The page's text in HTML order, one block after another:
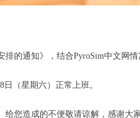
的通知》，结合PyroSim中文网
（星期六）正常上班。
您造成的不便敬请谅解，感谢大